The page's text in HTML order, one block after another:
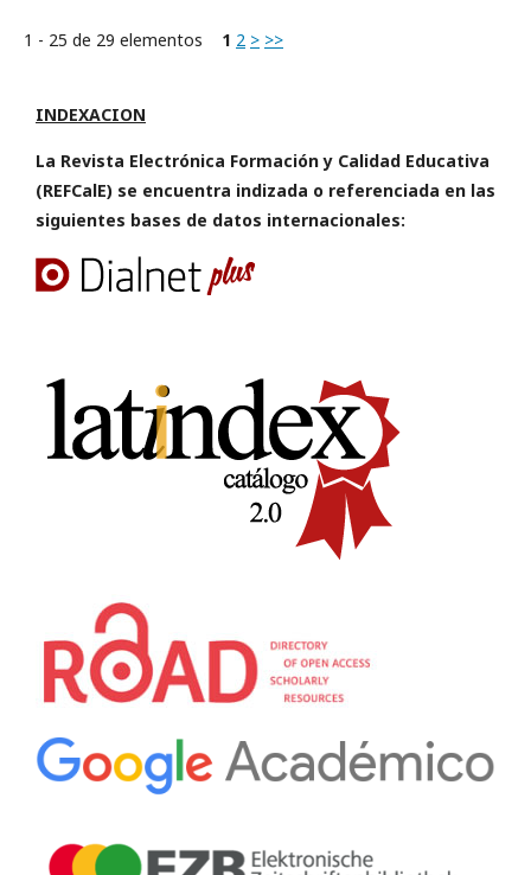
1 - 25 de 29 elementos 1 2 > >>
INDEXACION
La Revista Electrónica Formación y Calidad Educativa
(REFCalE) se encuentra indizada o referenciada en las
siguientes bases de datos internacionales: